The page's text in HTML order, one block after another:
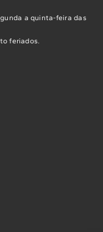
a quinta-feira das
feriados.